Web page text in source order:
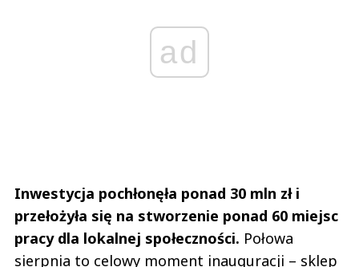
ad
Inwestycja pochłonęła ponad 30 mln zł i
przełożyła się na stworzenie ponad 60 miejsc
pracy dla lokalnej społeczności. Połowa
sierpnia to celowy moment inauguracji – sklep